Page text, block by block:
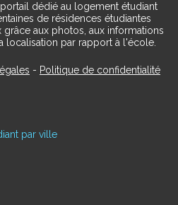
dédié au logement étudiant
de résidences étudiantes
aux photos, aux informations
localisation par rapport à l'école.
- Politique de confidentialité
par ville